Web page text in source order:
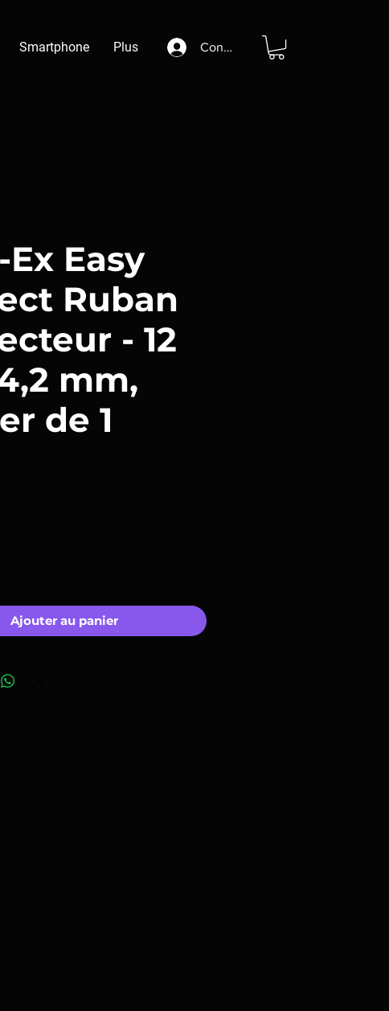
Smartphone Plus Connexion
Easy
Ruban
- 12
mm,
de 1
Ajouter au panier